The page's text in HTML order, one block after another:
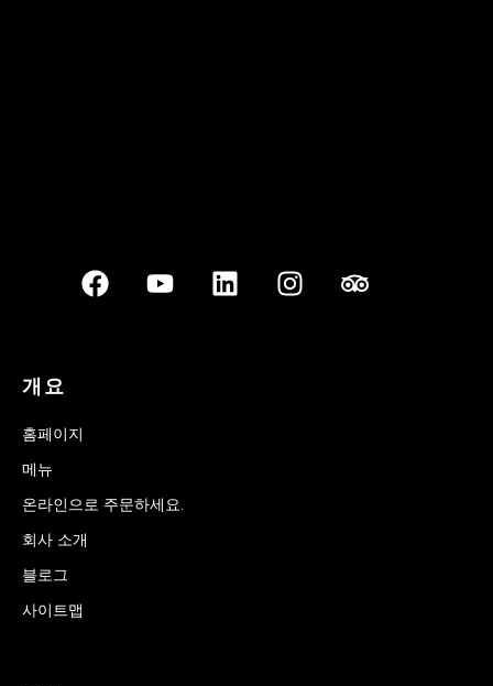
개요
홈페이지
메뉴
온라인으로 주문하세요.
회사 소개
블로그
사이트맵